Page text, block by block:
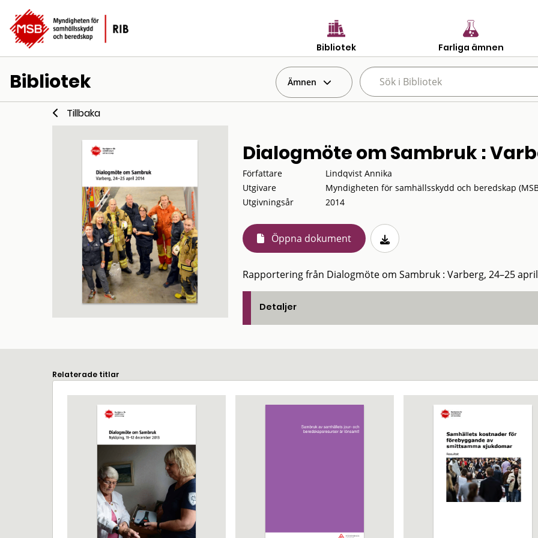
Bibliotek Farliga ämnen
Bibliotek Ämnen
Tillbaka
Dialogmöte om Sambruk :
Författare
Lindqvist Annika
Utgivare
Myndigheten för samhällsskydd och beredskap
Utgivningsår
2014
Öppna dokument
Rapportering från Dialogmöte om Sambruk : Varberg, 24–25
Detaljer
Relaterade titlar